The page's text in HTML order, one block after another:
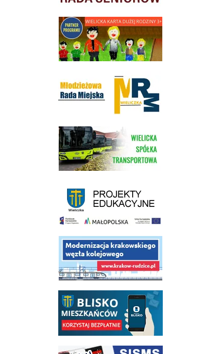
link do strony - Wielicka Karta Dużej Rodziny
link do strony Wielickiej Spółki Transportowej
link do opisu projektu budowy linii kolejowej Krakow Rudzice
link do opisu aplikacji - BLISKO, Gmina Wieliczka w aplikacji Blisko
link do strony systemu wczesnego ostrzegania mieszkańców SISMS